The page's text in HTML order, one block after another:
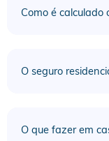
Como é calculado
O seguro
O que fazer em